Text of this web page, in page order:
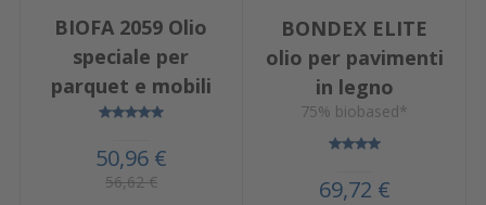
BIOFA 2059 Olio
speciale per
parquet e mobili
50,96 €
56,62 €
BONDEX ELITE
olio per pavimenti
in legno
75% biobased*
69,72 €